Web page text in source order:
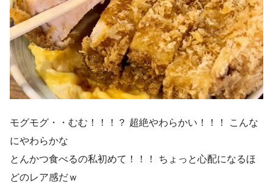
モグモグ・・むむ！！！？ 超絶やわらかい！！！ こんな
にやわらかな
とんかつ食べるの私初めて！！！ ちょっと心配になるほ
どのレア感だｗ